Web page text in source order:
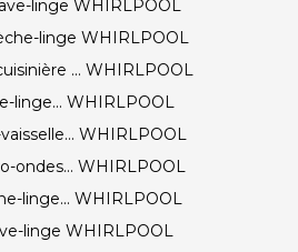
linge WHIRLPOOL
linge WHIRLPOOL
... WHIRLPOOL
linge... WHIRLPOOL
WHIRLPOOL
ondes... WHIRLPOOL
linge... WHIRLPOOL
linge WHIRLPOOL